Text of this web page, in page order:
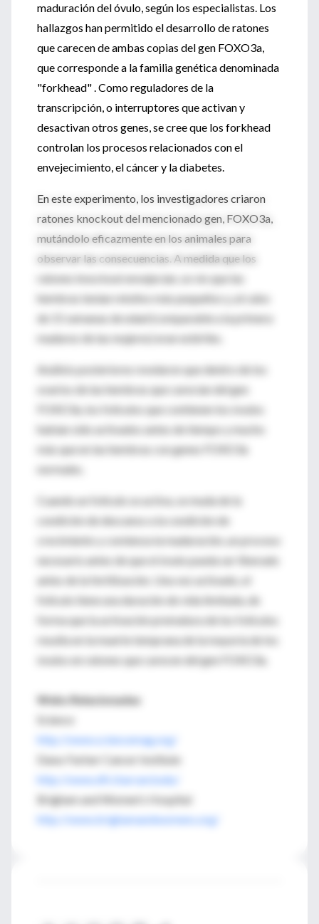
maduración del óvulo, según los especialistas. Los
hallazgos han permitido el desarrollo de ratones
que carecen de ambas copias del gen FOXO3a,
que corresponde a la familia genética denominada
"forkhead" . Como reguladores de la
transcripción, o interruptores que activan y
desactivan otros genes, se cree que los forkhead
controlan los procesos relacionados con el
envejecimiento, el cáncer y la diabetes.
En este experimento, los investigadores criaron
ratones knockout del mencionado gen, FOXO3a,
mutándolo eficazmente en los animales para
observar las consecuencias. A medida que los
ratones knockout envejecían, se vio que las
hembras tenían retoños más pequeños y, al cabo
de 15 semanas de edad (comparable a la primera
madurez de las mujeres) eran estériles.
Análisis posteriores revelaron que dentro de los
ovarios de las hembras que carecían del gen
FOXO3a, los folículos que contienen los óvulos
habían sido activados antes de tiempo y mucho
más que en las hembras con genes FOXO3a
normales.
Cuando un folículo se activa, se muda de la
condición de descanso a la condición de
crecimiento y comienza la maduración, un proceso
necesario antes de que el óvulo pueda ser liberado
antes de la fertilización. Una vez activado, el
folículo tiene una duración de vida limitada, de
forma que la activación prematura de los folículos
resulta en la muerte temprana de la mayoría de los
óvulos en ratones que carecen del gen FOXO3a.
Webs Relacionadas
Science
http://www.sciencemag.org/
Dana-Farber Cancer Institute
http://www.dfci.harvard.edu/
Brigham and Women's Hospital
http://www.brighamandwomens.org/